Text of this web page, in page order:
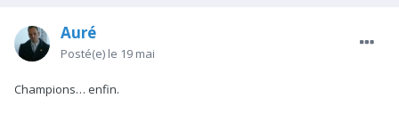
Auré
Posté(e) le 19 mai
Champions… enfin.